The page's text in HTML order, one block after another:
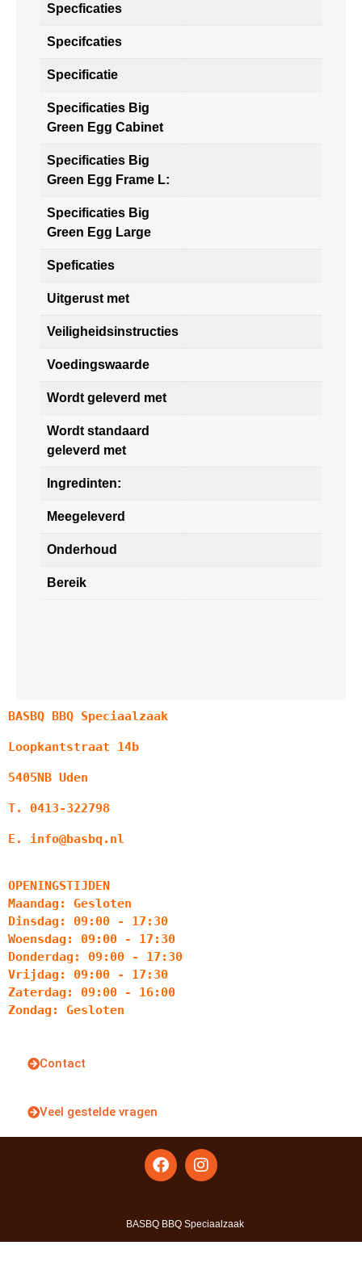
Specficaties
Specifcaties
Specificatie
Specificaties Big
Green Egg Cabinet
Specificaties Big
Green Egg Frame L:
Specificaties Big
Green Egg Large
Speficaties
Uitgerust met
Veiligheidsinstructies
Voedingswaarde
Wordt geleverd met
Wordt standaard
geleverd met
Ingredinten:
Meegeleverd
Onderhoud
Bereik
BASBQ BBQ Speciaalzaak
Loopkantstraat 14b
5405NB Uden
T. 0413-322798
E. info@basbq.nl
OPENINGSTIJDEN
Maandag: Gesloten
Dinsdag: 09:00 - 17:30
Woensdag: 09:00 - 17:30
Donderdag: 09:00 - 17:30
Vrijdag: 09:00 - 17:30
Zaterdag: 09:00 - 16:00
Zondag: Gesloten
Contact
Veel gestelde vragen
BASBQ BBQ Speciaalzaak